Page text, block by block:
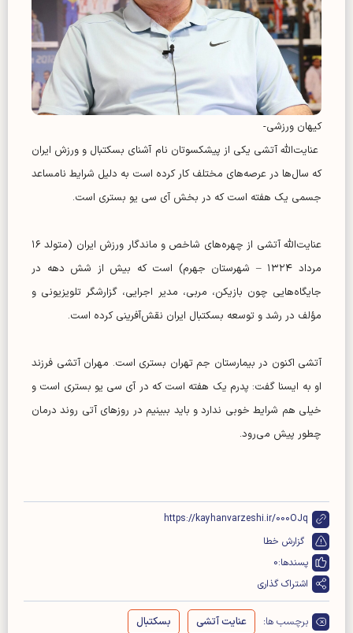
کیهان ورزشی-
عنایت‌الله آتشی یکی از پیشکسوتان نام آشنای بسکتبال و ورزش ایران
که سال‌ها در عرصه‌های مختلف کار کرده است به دلیل شرایط نامساعد
جسمی یک هفته است که در بخش آی سی یو بستری است.
عنایت‌الله آتشی از چهره‌های شاخص و ماندگار ورزش ایران (متولد ۱۶
مرداد ۱۳۲۴ – شهرستان جهرم) است که بیش از شش دهه در
جایگاه‌هایی چون بازیکن، مربی، مدیر اجرایی، گزارشگر تلویزیونی و
مؤلف در رشد و توسعه بسکتبال ایران نقش‌آفرینی کرده است.
آتشی اکنون در بیمارستان جم تهران بستری است. مهران آتشی فرزند
او به ایسنا گفت: پدرم یک هفته است که در آی سی یو بستری است و
خیلی هم شرایط خوبی ندارد و باید ببینیم در روزهای آتی روند درمان
چطور پیش می‌رود.
https://kayhanvarzeshi.ir/000OJq
گزارش خطا
پسندها:0
اشتراک گذاری
برچسب ها: عنایت آتشی بسکتبال